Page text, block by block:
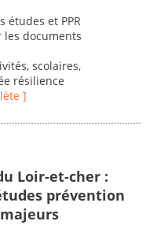
études et PPR
les documents
scolaires,
résilience
]
Loir-et-cher :
prévention